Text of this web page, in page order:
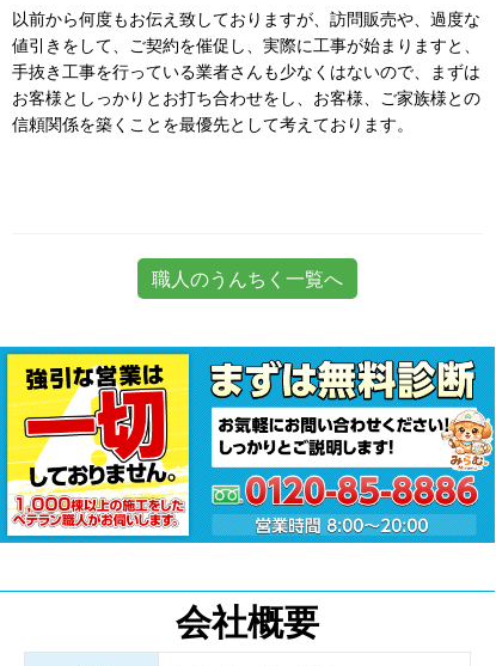
以前から何度もお伝え致しておりますが、訪問販売や、過度な
値引きをして、ご契約を催促し、実際に工事が始まりますと、
手抜き工事を行っている業者さんも少なくはないので、まずは
お客様としっかりとお打ち合わせをし、お客様、ご家族様との
信頼関係を築くことを最優先として考えております。
職人のうんちく一覧へ
会社概要